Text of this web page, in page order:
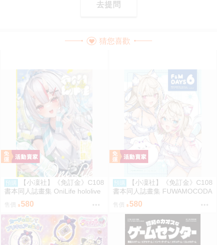
去提問
猜您喜歡
預購
【小凜社】《免訂金》C108
書本同人誌畫集 OniLife hololive
百鬼綾目
售價 580
預購
【小凜社】《免訂金》C108
書本同人誌畫集 FUWAMOCODA
YS6 イコモチ hololive
售價 580